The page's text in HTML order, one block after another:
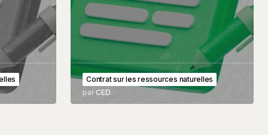
Contrat sur les ressources naturelles
parCED